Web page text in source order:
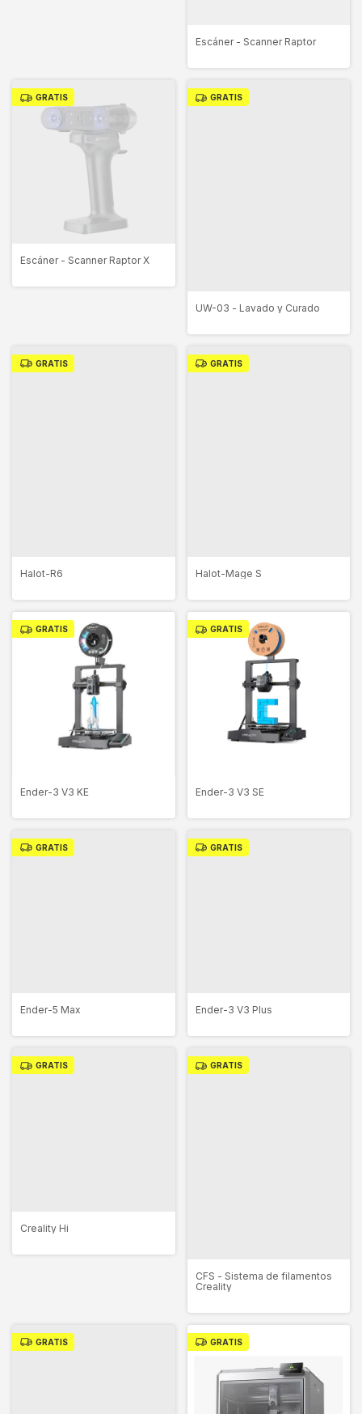
Escáner - Scanner Raptor
GRATIS
Escáner - Scanner Raptor X
GRATIS
UW-03 - Lavado y Curado
GRATIS
Halot-R6
GRATIS
Halot-Mage S
GRATIS
Ender-3 V3 KE
GRATIS
Ender-3 V3 SE
GRATIS
Ender-5 Max
GRATIS
Ender-3 V3 Plus
GRATIS
Creality Hi
GRATIS
CFS - Sistema de filamentos
Creality
GRATIS GRATIS